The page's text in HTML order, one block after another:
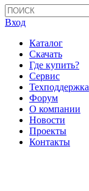
Вход
Каталог
Скачать
Где купить?
Сервис
Техподдержка
Форум
О компании
Новости
Проекты
Контакты